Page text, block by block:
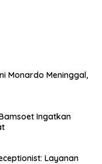
Monardo Meninggal,
Bamsoet Ingatkan
Layanan